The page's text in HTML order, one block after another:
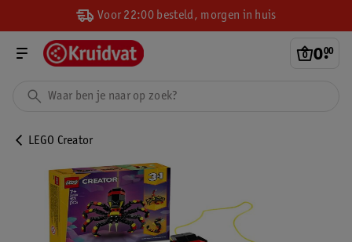
Voor 22:00 besteld, morgen in huis
0.
00
LEGO Creator